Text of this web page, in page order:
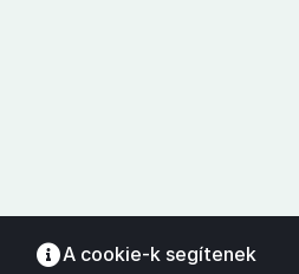
A cookie-k segítenek